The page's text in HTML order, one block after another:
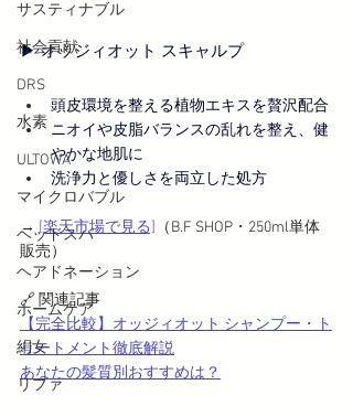
サスティナブル
社会貢献
DRS
水素
ULTOWA
マイクロバブル
ヘッドスパ
ヘアドネーション
ホームケア
絹女
リファ
▶︎ オッジィオット スキャルプ
頭皮環境を整える植物エキスを贅沢配合
ニオイや皮脂バランスの乱れを整え、健
やかな地肌に
洗浄力と優しさを両立した処方
→ [楽天市場で見る]
（B.F SHOP・250ml単体
販売）
🔗 関連記事
【完全比較】オッジィオット シャンプー・ト
リートメント徹底解説
あなたの髪質別おすすめは？